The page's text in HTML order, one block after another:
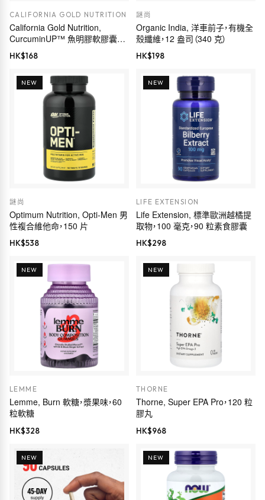
CALIFORNIA GOLD NUTRITION
California Gold Nutrition,
CurcuminUP™ 魚明膠軟膠囊，
含 Omega-3 姜黃素複合物、黑種
草籽油、乳香和生姜，30 粒
HK$168
謎尚
Organic India, 洋車前子，有機全
殼纖維，12 盎司（340 克）
HK$198
NEW
謎尚
Optimum Nutrition, Opti-Men 男
性複合維他命，150 片
HK$538
NEW
LIFE EXTENSION
Life Extension, 標準歐洲越橘提
取物，100 毫克，90 粒素食膠囊
HK$298
NEW
LEMME
Lemme, Burn 軟糖，漿果味，60
粒軟糖
HK$328
NEW
THORNE
Thorne, Super EPA Pro，120 粒
膠丸
HK$968
NEW NEW